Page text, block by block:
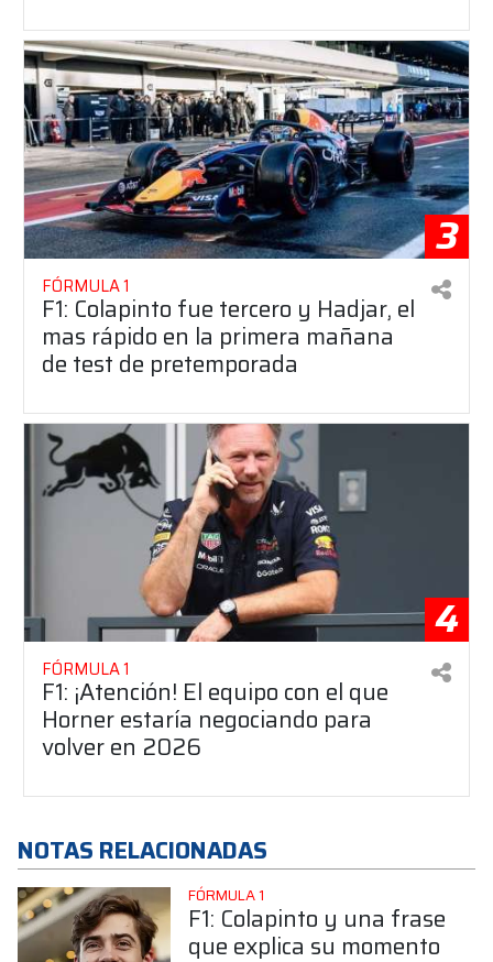
3
FÓRMULA 1
F1: Colapinto fue tercero y Hadjar, el
mas rápido en la primera mañana
de test de pretemporada
4
FÓRMULA 1
F1: ¡Atención! El equipo con el que
Horner estaría negociando para
volver en 2026
NOTAS RELACIONADAS
FÓRMULA 1
F1: Colapinto y una frase
que explica su momento